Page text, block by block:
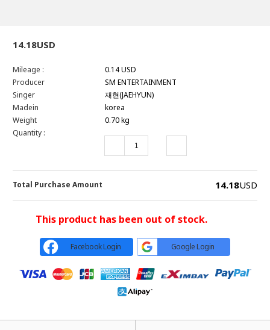
14.18USD
Mileage :
0.14 USD
Producer
SM ENTERTAINMENT
Singer
재현(JAEHYUN)
Madein
korea
Weight
0.70 kg
Quantity :
Total Purchase Amount 14.18USD
This product has been out of stock.
Facebook Login Google Login